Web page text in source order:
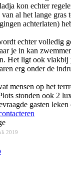
kon echter
al het lange
achterlaten)
echter volledig
je in kan
Het ligt ook vlakbij
erg onder de
mensen op het
stonden ook 2
gasten
2019